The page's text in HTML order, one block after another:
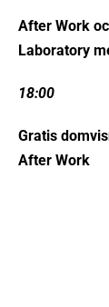
After Work
Laboratory
18:00
Gratis
After Work